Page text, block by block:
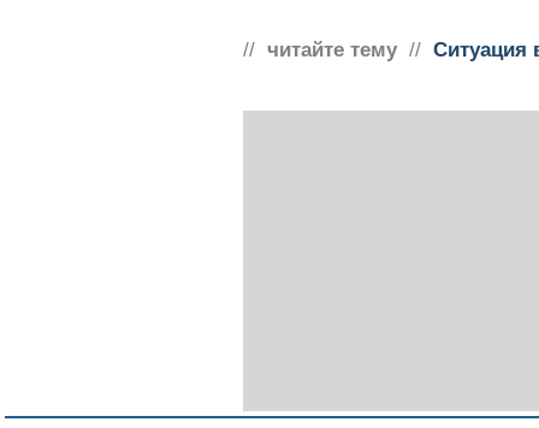
// читайте тему // Ситуация